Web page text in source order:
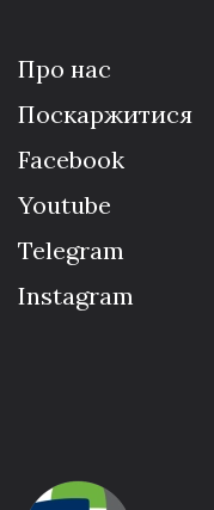
Про нас
Поскаржитися
Facebook
Youtube
Telegram
Instagram